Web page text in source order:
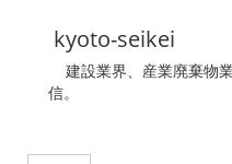
kyoto-seikei
建設業界、産業廃棄物
信。